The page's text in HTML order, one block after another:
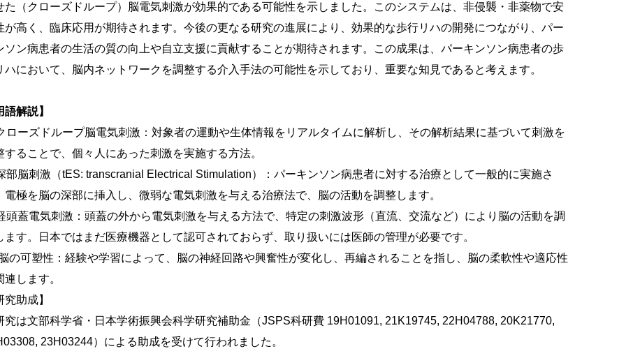
た（クローズドループ）脳電気刺激が効果的である可能性を示しました。このシステムは、非侵襲・非薬物で安
が高く、臨床応用が期待されます。今後の更なる研究の進展により、効果的な歩行リハの開発につながり、パー
ソン病患者の生活の質の向上や自立支援に貢献することが期待されます。この成果は、パーキンソン病患者の歩
ハにおいて、脳内ネットワークを調整する介入手法の可能性を示しており、重要な知見であると考えます。
語解説】
ローズドループ脳電気刺激：対象者の運動や生体情報をリアルタイムに解析し、その解析結果に基づいて刺激を
することで、個々人にあった刺激を実施する方法。
部脳刺激（tES: transcranial Electrical Stimulation）：パーキンソン病患者に対する治療として一般的に実施さ
電極を脳の深部に挿入し、微弱な電気刺激を与える治療法で、脳の活動を調整します。
頭蓋電気刺激：頭蓋の外から電気刺激を与える方法で、特定の刺激波形（直流、交流など）により脳の活動を調
ます。日本ではまだ医療機器として認可されておらず、取り扱いには医師の管理が必要です。
の可塑性：経験や学習によって、脳の神経回路や興奮性が変化し、再編されることを指し、脳の柔軟性や適応性
連します。
究助成】
究は文部科学省・日本学術振興会科学研究補助金（JSPS科研費 19H01091, 21K19745, 22H04788, 20K21770,
23H03244）による助成を受けて行われました。